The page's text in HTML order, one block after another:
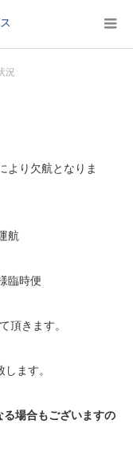
況
り欠航となりま
航
臨時便
頂きます。
ます。
場合もございますの